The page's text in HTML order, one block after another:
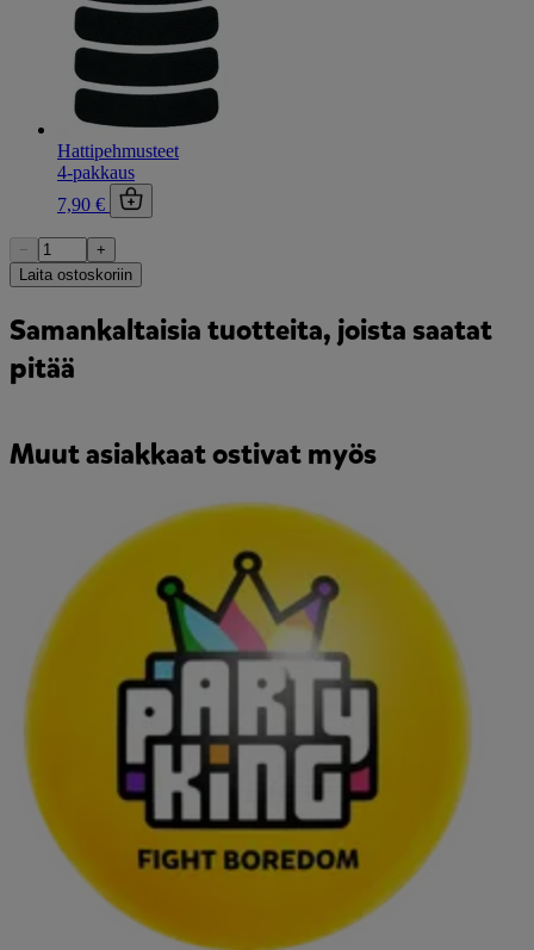
Hattipehmusteet
4-pakkaus
7,90 €
−
+
Laita ostoskoriin
Samankaltaisia tuotteita, joista saatat
pitää
Muut asiakkaat ostivat myös